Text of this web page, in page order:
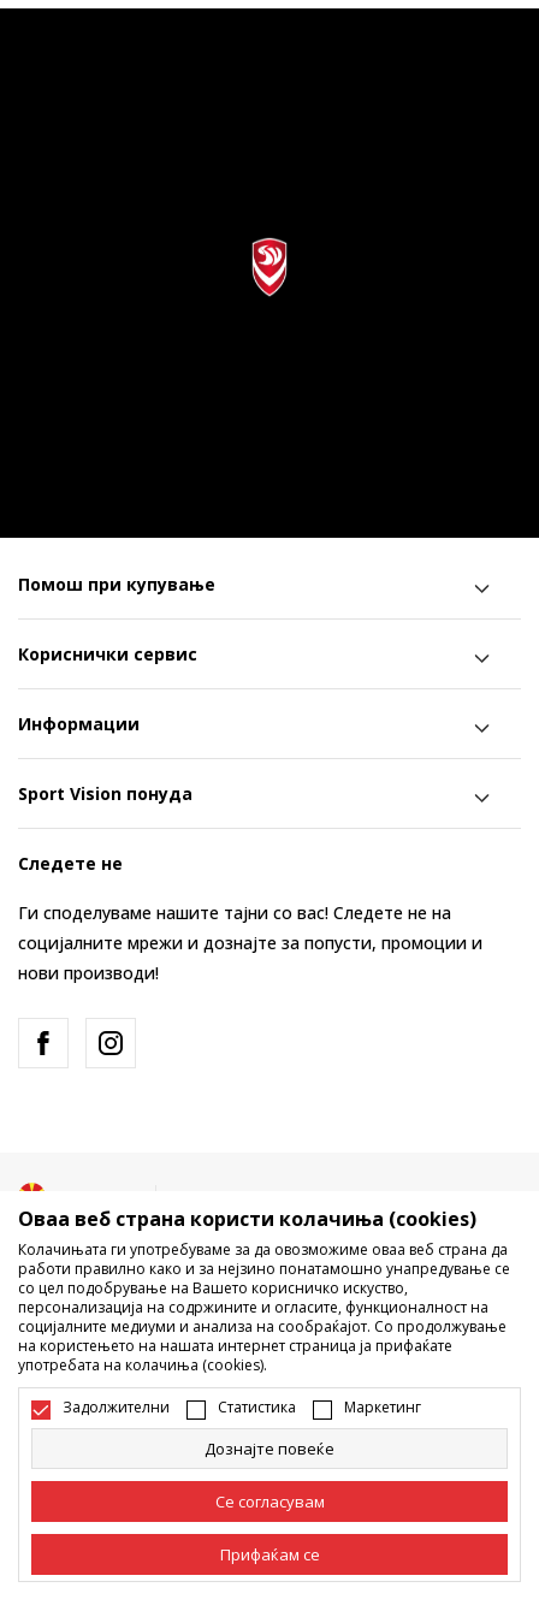
Помош при купување
Кориснички сервис
Информации
Sport Vision понуда
Следете не
Ги споделуваме нашите тајни со вас! Следете не на
социјалните мрежи и дознајте за попусти, промоции и
нови производи!
Не е дозволено превземање или користење на содржината од
интернет страните на Sport Vision, делумно или целосно a се
однесува на логоа, трговски марки, комерцијални содржини, ниту
истите да се отстапуваат на трети лица, јавно да се објавуваат или да
се користат за било какви цели, без писмена согласност од БДС.МК
ДООЕЛ.
Настојуваме да бидеме што попрецизни во описот на производот,
фотографијата и самата цена, но не можеме да гарантираме дака
сите информации се комплетни и без грешка. Сите прикажани
производи на сајтот се дел од нашата понуда, но не се подразбира
дека мораат да се достапни во секој момент. Достапноста на
Оваа веб страна користи колачиња (cookies)
Колачињата ги употребуваме за да овозможиме оваа веб страна да
работи правилно како и за нејзино понатамошно унапредување се
со цел подобрување на Вашето корисничко искуство,
персонализација на содржините и огласите, функционалност на
социјалните медиуми и анализа на сообраќајот. Со продолжување
на користењето на нашата интернет страница ја прифаќате
употребата на колачиња (cookies).
Задолжителни Статистика Маркетинг
Дознајте повеќе
Се согласувам
Прифаќам се